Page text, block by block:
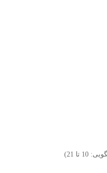
تا 21)